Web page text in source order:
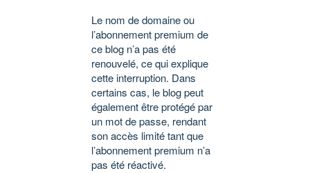
Le nom de domaine ou
l’abonnement premium de
ce blog n’a pas été
renouvelé, ce qui explique
cette interruption. Dans
certains cas, le blog peut
également être protégé par
un mot de passe, rendant
son accès limité tant que
l’abonnement premium n’a
pas été réactivé.